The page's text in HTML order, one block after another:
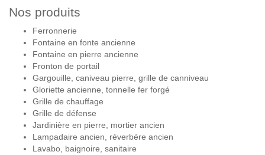
Nos produits
Ferronnerie
Fontaine en fonte ancienne
Fontaine en pierre ancienne
Fronton de portail
Gargouille, caniveau pierre, grille de canniveau
Gloriette ancienne, tonnelle fer forgé
Grille de chauffage
Grille de défense
Jardinière en pierre, mortier ancien
Lampadaire ancien, réverbère ancien
Lavabo, baignoire, sanitaire